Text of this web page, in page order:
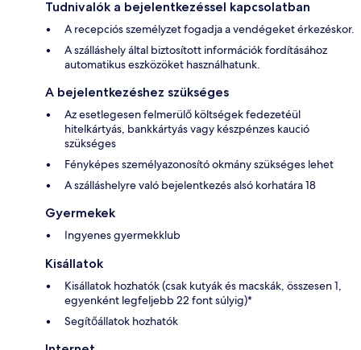
Tudnivalók a bejelentkezéssel kapcsolatban
A recepciós személyzet fogadja a vendégeket érkezéskor.
A szálláshely által biztosított információk fordításához
automatikus eszközöket használhatunk.
A bejelentkezéshez szükséges
Az esetlegesen felmerülő költségek fedezetéül
hitelkártyás, bankkártyás vagy készpénzes kaució
szükséges
Fényképes személyazonosító okmány szükséges lehet
A szálláshelyre való bejelentkezés alsó korhatára 18
Gyermekek
Ingyenes gyermekklub
Kisállatok
Kisállatok hozhatók (csak kutyák és macskák, összesen 1,
egyenként legfeljebb 22 font súlyig)*
Segítőállatok hozhatók